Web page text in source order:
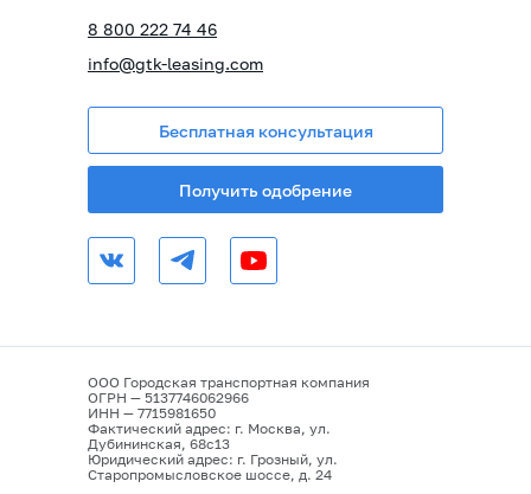
info@gtk-leasing.com
Бесплатная консультация
Получить одобрение
8 800 222 74 46
ООО Городская транспортная компания
ОГРН — 5137746062966
ИНН — 7715981650
Фактический адрес: г. Москва, ул.
Дубининская, 68с13
Юридический адрес: г. Грозный, ул.
Старопромысловское шоссе, д. 24